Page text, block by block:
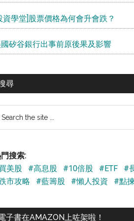
資學堂]股票價格為何會升會跌？
矽谷銀行出事前原後果及影響
尋
搜索:
美股
#高息股 #10倍股 #ETF
#
市攻略
#藍籌股 #懶人投資 #點
子書在AMAZON上咗架啦！